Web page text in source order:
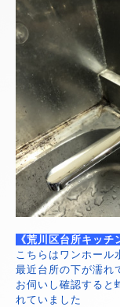
《荒川区台所キッ
こちらはワンホール
最近台所の下が濡れ
お伺いし確認すると
れていました